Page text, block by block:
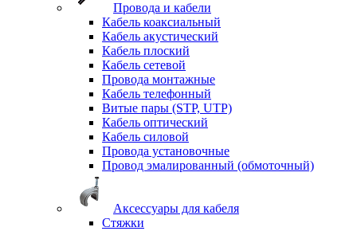
Провода и кабели
Кабель коаксиальный
Кабель акустический
Кабель плоский
Кабель сетевой
Провода монтажные
Кабель телефонный
Витые пары (STP, UTP)
Кабель оптический
Кабель силовой
Провода установочные
Провод эмалированный (обмоточный)
Аксессуары для кабеля
Стяжки